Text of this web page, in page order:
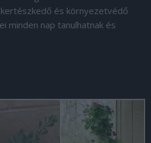
és környezetvédő
minden nap tanulhatnak és